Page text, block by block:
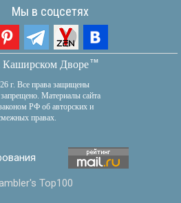
Мы в соцсетях
Каширском Дворетм
г. Все права защищены
Материалы сайта
РФ об авторских и
правах.